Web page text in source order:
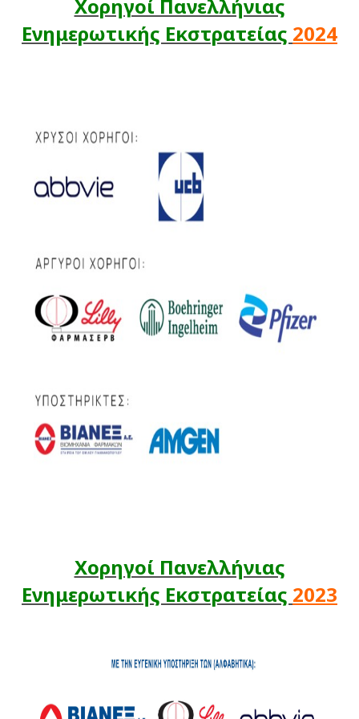
Χορηγοί Πανελλήνιας
Ενημερωτικής Εκστρατείας 2024
Χορηγοί Πανελλήνιας
Ενημερωτικής Εκστρατείας 2023